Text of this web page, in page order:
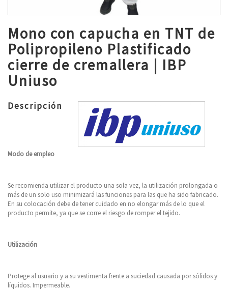
Mono con capucha en TNT de
Polipropileno Plastificado
cierre de cremallera | IBP
Uniuso
Descripción
Modo de empleo
Se recomienda utilizar el producto una sola vez, la utilización prolongada o
más de un solo uso minimizará las funciones para las que ha sido fabricado.
En su colocación debe de tener cuidado en no elongar más de lo que el
producto permite, ya que se corre el riesgo de romper el tejido.
Utilización
Protege al usuario y a su vestimenta frente a suciedad causada por sólidos y
líquidos. Impermeable.